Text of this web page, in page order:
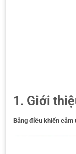
1. Giới
Bảng điều khiển cảm